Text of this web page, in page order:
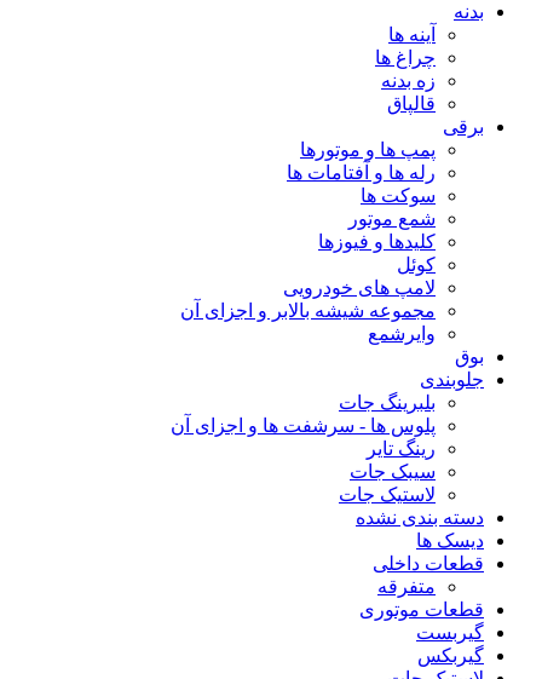
بدنه
آینه ها
چراغ ها
زه بدنه
قالپاق
برقی
پمپ ها و موتورها
رله ها و آفتامات ها
سوکت ها
شمع موتور
کلیدها و فیوزها
کوئل
لامپ های خودرویی
مجموعه شیشه بالابر و اجزای آن
وایرشمع
بوق
جلوبندی
بلبرینگ جات
پلوس ها - سرشفت ها و اجزای آن
رینگ تایر
سیبک جات
لاستیک جات
دسته بندی نشده
دیسک ها
قطعات داخلی
متفرقه
قطعات موتوری
گیربست
گیربکس